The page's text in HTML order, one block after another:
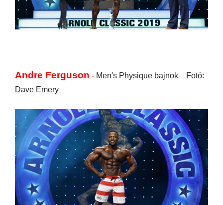
Andre Ferguson - Men's Physique bajnok Fotó:
Dave Emery